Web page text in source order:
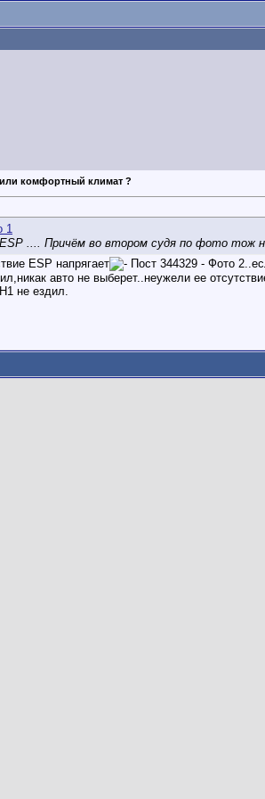
комфортный климат ?
.... Причём во втором судя по фото тож
ESP напрягает
авто не выберет..неужели ее
не ездил.